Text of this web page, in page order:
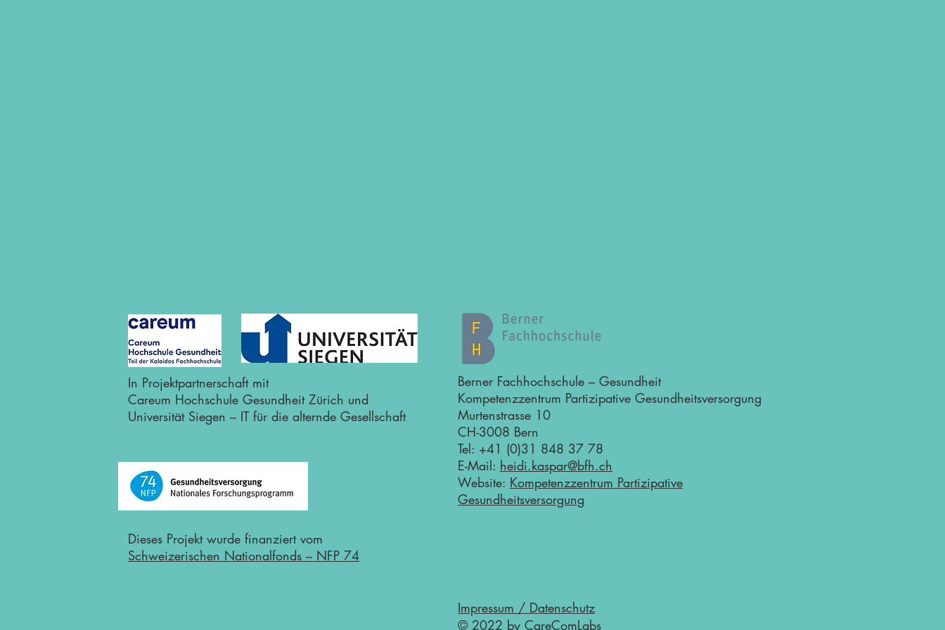
In Projektpartnerschaft mit
Careum Hochschule Gesundheit Zürich und
Universität Siegen – IT für die alternde Gesellschaft
Berner Fachhochschule – Gesundheit
Kompetenzzentrum Partizipative Gesundheitsversorgung
Murtenstrasse 10
CH-3008 Bern
Tel: +41 (0)31 848 37 78
E-Mail: heidi.kaspar@bfh.ch
Website: Kompetenzzentrum Partizipative
Gesundheitsversorgung
Dieses Projekt wurde finanziert vom
Schweizerischen Nationalfonds – NFP 74
Impressum / Datenschutz
© 2022 by CareComLabs